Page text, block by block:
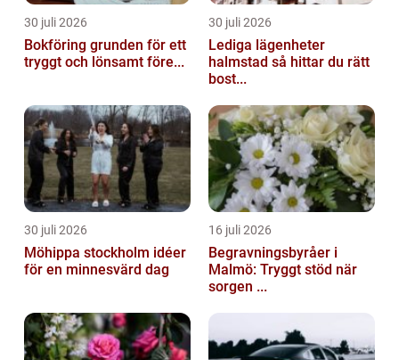
30 juli 2026
Bokföring grunden för ett
tryggt och lönsamt före...
30 juli 2026
Lediga lägenheter
halmstad så hittar du rätt
bost...
30 juli 2026
Möhippa stockholm idéer
för en minnesvärd dag
16 juli 2026
Begravningsbyråer i
Malmö: Tryggt stöd när
sorgen ...